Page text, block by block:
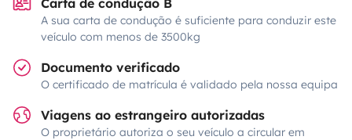
Carta de condução B
A sua carta de condução é suficiente para conduzir este
veículo com menos de 3500kg
Documento verificado
O certificado de matrícula é validado pela nossa equipa
Viagens ao estrangeiro autorizadas
O proprietário autoriza o seu veículo a circular em